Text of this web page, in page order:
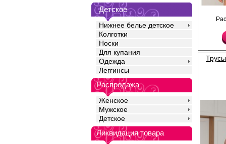
Детское
Нижнее белье детское
Колготки
Носки
Для купания
Одежда
Леггинсы
Распродажа
Женское
Мужское
Детское
Ликвидация товара
хлопка, с
прилегающего
гульфиком, широкой
Передняя часть
изящной черной
Хлопок 95%